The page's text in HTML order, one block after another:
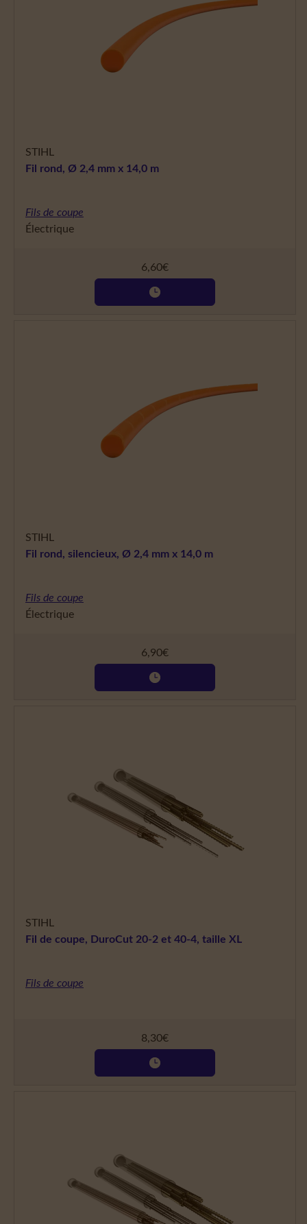
STIHL
Fil rond, Ø 2,4 mm x 14,0 m
Fils de coupe
Électrique
6,60€
STIHL
Fil rond, silencieux, Ø 2,4 mm x 14,0 m
Fils de coupe
Électrique
6,90€
STIHL
Fil de coupe, DuroCut 20-2 et 40-4, taille XL
Fils de coupe
8,30€